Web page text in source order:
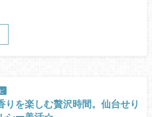
りを楽しむ贅沢時間。仙台せり